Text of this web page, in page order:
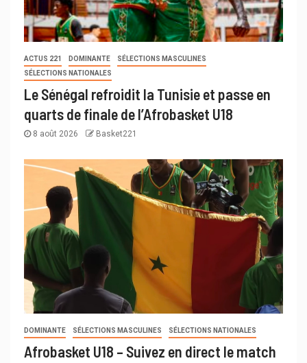
ACTUS 221 DOMINANTE
SÉLECTIONS MASCULINES
SÉLECTIONS NATIONALES
Le Sénégal refroidit la Tunisie et passe en
quarts de finale de l’Afrobasket U18
8 août 2026 Basket221
DOMINANTE SÉLECTIONS MASCULINES SÉLECTIONS NATIONALES
Afrobasket U18 – Suivez en direct le match